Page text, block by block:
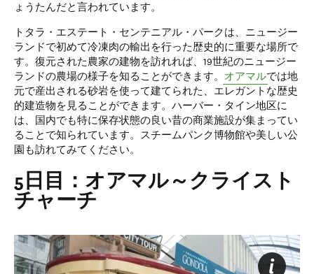
ょうたんだと言われています。
トタラ・エステート・センテニアル・パークは、ニュージー
ランドで初めて冷凍肉の輸出を行った歴史的に重要な場所で
す。復元された農家の建物を訪れれば、19世紀のニュージー
ランドの農場の様子を知ることができます。 オアマルでは地
元で産出される砂岩を使って建てられた、エレガントな歴史
的建造物を見ることができます。ハーバー・タイン地区に
は、国内でも特に保存状態の良い昔の商業施設が集まってい
ることで知られています。スチームパンク博物館や美しい公
園も訪れてみてください。
5日目：オアマル～クライスト
チャーチ